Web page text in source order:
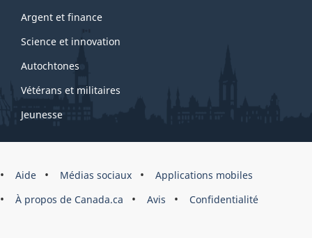
Argent et finance
Science et innovation
Autochtones
Vétérans et militaires
Jeunesse
Marque
du
Aide Médias sociaux
Applications mobiles
À propos de Canada.ca
Avis Confidentialité